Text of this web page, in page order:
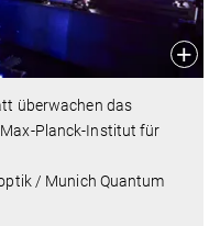
überwachen das
Planck-Institut für
/ Munich Quantum